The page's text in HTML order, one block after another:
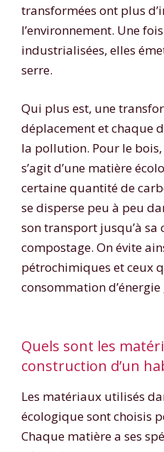
transformées ont plus
l’environnement. Une
industrialisées, elles
serre.
Qui plus est, une
déplacement et chaque
la pollution. Pour le bois,
s’agit d’une matière
certaine quantité de
se disperse peu à peu
son transport jusqu’à
compostage. On évite
pétrochimiques et ceux
consommation d’énergie
Quels sont les
construction d’un
Les matériaux utilisés
écologique sont choisis
Chaque matière a ses